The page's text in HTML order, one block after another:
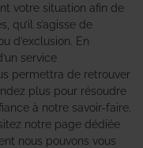
votre situation afin de
qu’il s’agisse de
d’exclusion. En
service
permettra de retrouver
plus pour résoudre
à notre savoir-faire.
notre page dédiée
nous pouvons vous